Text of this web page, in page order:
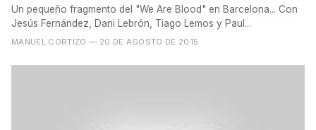
Un pequeño fragmento del "We Are Blood" en Barcelona... Con
Jesús Fernández, Dani Lebrón, Tiago Lemos y Paul...
MANUEL CORTIZO — 20 DE AGOSTO DE 2015